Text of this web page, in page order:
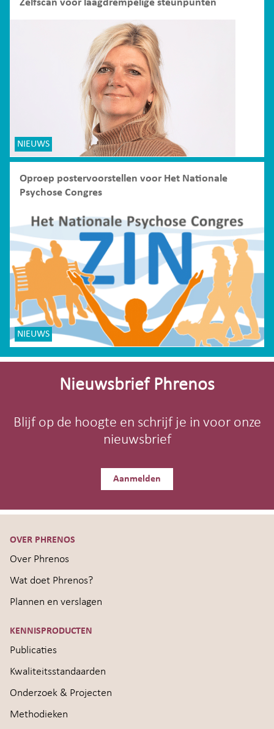
Zelfscan voor laagdrempelige steunpunten
NIEUWS
Oproep postervoorstellen voor Het Nationale
Psychose Congres
NIEUWS
Site-
Nieuwsbrief Phrenos
Blijf op de hoogte en schrijf je in voor onze
nieuwsbrief
Aanmelden
OVER PHRENOS
Over Phrenos
Wat doet Phrenos?
Plannen en verslagen
KENNISPRODUCTEN
Publicaties
Kwaliteitsstandaarden
Onderzoek & Projecten
Methodieken